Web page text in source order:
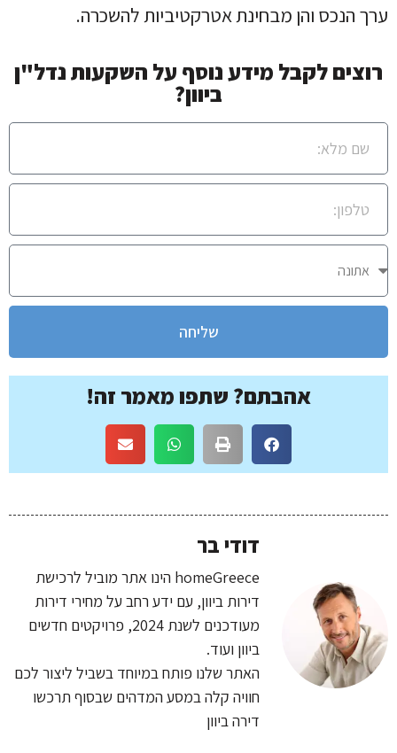
ערך הנכס והן מבחינת אטרקטיביות להשכרה.
רוצים לקבל מידע נוסף על השקעות נדל"ן
ביוון?
שליחה
אהבתם? שתפו מאמר זה!
דודי בר
homeGreece הינו אתר מוביל לרכישת
דירות ביוון, עם ידע רחב על מחירי דירות
מעודכנים לשנת 2024, פרויקטים חדשים
ביוון ועוד.
האתר שלנו פותח במיוחד בשביל ליצור לכם
חוויה קלה במסע המדהים שבסוף תרכשו
דירה ביוון